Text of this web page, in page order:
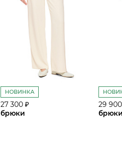
НОВИНКА
27 300 ₽
брюки
29